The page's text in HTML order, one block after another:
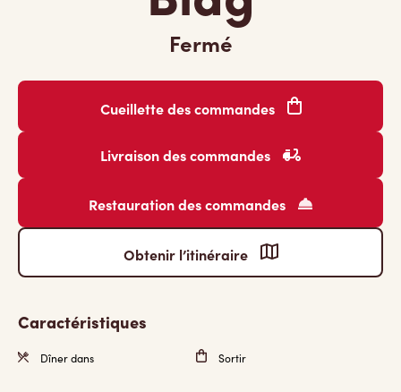
Fermé
Cueillette des commandes
Livraison des commandes
Restauration des commandes
Obtenir l’itinéraire
Caractéristiques
Dîner dans Sortir